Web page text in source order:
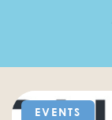
EVENTS